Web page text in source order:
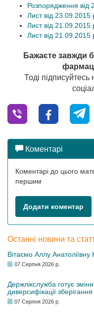
Розпорядження
Лист від
Лист від
Лист від
Бажаєте завжди
Тоді
Коментарі
Коментарі до цього
першим
Додати коментар
Останні новини та
Вітаємо Аллу
07 Серпня 2026 р.
Держлікслужба готує
диверсифікації
07 Серпня 2026 р.